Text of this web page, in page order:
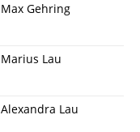
Max Gehring
Marius Lau
Alexandra Lau